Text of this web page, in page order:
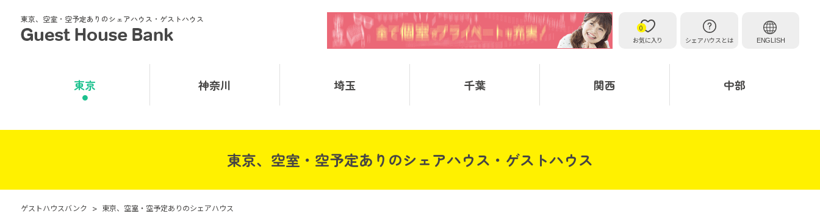
東京、空室・空予定ありのシェアハウス・ゲストハウス
お気に入り
0
シェアハウスとは
ENGLISH
東京 神奈川 埼玉 千葉 関西 中部
東京、空室・空予定ありのシェアハウス・ゲストハウス
ゲストハウスバンク > 東京、空室・空予定ありのシェアハウス